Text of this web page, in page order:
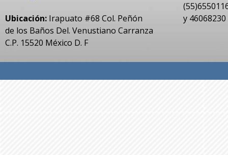
Ubicación: Irapuato #68 Col. Peñón
de los Baños Del. Venustiano Carranza
C.P. 15520 México D. F
y